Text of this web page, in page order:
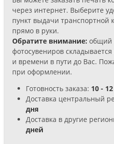
через интернет. Выберите
пункт выдачи транспортной
прямо в руки.
Обратите внимание: общий
фотосувениров
и времени в пути до Вас.
при оформлении.
Готовность заказа: 10 -
Доставка центральный
дня
Доставка в другие
дней